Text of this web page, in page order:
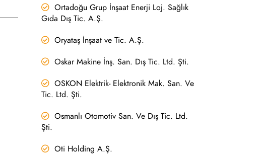
Ortadoğu Grup İnşaat Enerji Loj. Sağlık
Gıda Dış Tic. A.Ş.
Oryataş İnşaat ve Tic. A.Ş.
Oskar Makine İnş. San. Dış Tic. Ltd. Şti.
OSKON Elektrik- Elektronik Mak. San. Ve
Tic. Ltd. Şti.
Osmanlı Otomotiv San. Ve Dış Tic. Ltd.
Şti.
Oti Holding A.Ş.